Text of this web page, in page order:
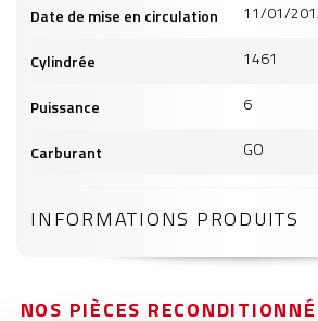
Date de mise en circulation 11/01/
Cylindrée 1461
Puissance 6
Carburant GO
INFORMATIONS PRODUITS
NOS PIÈCES